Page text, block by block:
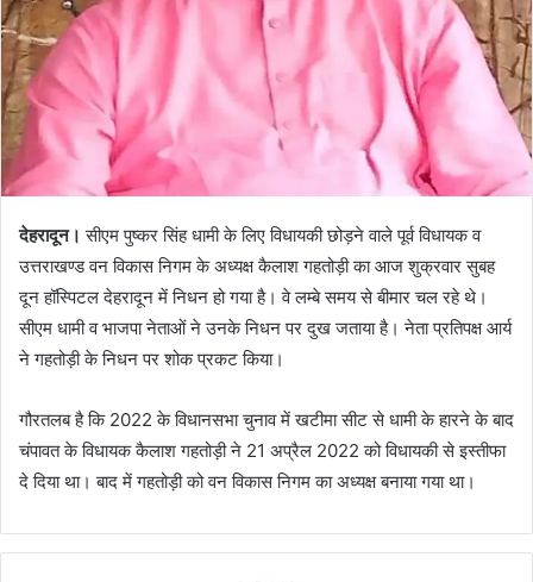
m
देहरादून। सीएम पुष्कर सिंह धामी के लिए विधायकी छोड़ने वाले पूर्व विधायक व
उत्तराखण्ड वन विकास निगम के अध्यक्ष कैलाश गहतोड़ी का आज शुक्रवार सुबह
दून हॉस्पिटल देहरादून में निधन हो गया है। वे लम्बे समय से बीमार चल रहे थे।
सीएम धामी व भाजपा नेताओं ने उनके निधन पर दुख जताया है। नेता प्रतिपक्ष आर्य
ने गहतोड़ी के निधन पर शोक प्रकट किया।
गौरतलब है कि 2022 के विधानसभा चुनाव में खटीमा सीट से धामी के हारने के बाद
चंपावत के विधायक कैलाश गहतोड़ी ने 21 अप्रैल 2022 को विधायकी से इस्तीफा
दे दिया था। बाद में गहतोड़ी को वन विकास निगम का अध्यक्ष बनाया गया था।